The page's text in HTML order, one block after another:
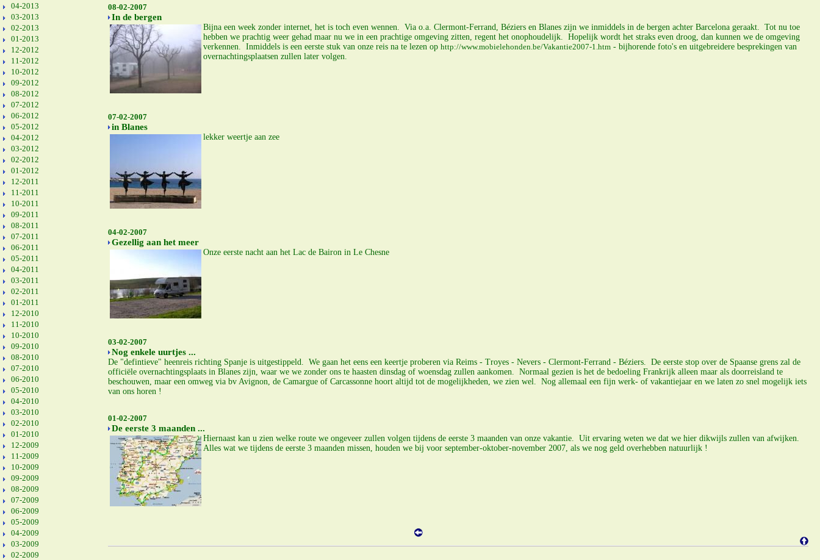
04-2013
03-2013
02-2013
01-2013
12-2012
11-2012
10-2012
09-2012
08-2012
07-2012
06-2012
05-2012
04-2012
03-2012
02-2012
01-2012
12-2011
11-2011
10-2011
09-2011
08-2011
07-2011
06-2011
05-2011
04-2011
03-2011
02-2011
01-2011
12-2010
11-2010
10-2010
09-2010
08-2010
07-2010
06-2010
05-2010
04-2010
03-2010
02-2010
01-2010
12-2009
11-2009
10-2009
09-2009
08-2009
07-2009
06-2009
05-2009
04-2009
03-2009
02-2009
08-02-2007
In de bergen
Bijna een week zonder internet, het is toch even wennen. Via o.a. Clermont-Ferrand, Béziers en Blanes zijn we inmiddels in de bergen achter Barcelona geraakt. Tot nu toe
hebben we prachtig weer gehad maar nu we in een prachtige omgeving zitten, regent het onophoudelijk. Hopelijk wordt het straks even droog, dan kunnen we de omgeving
verkennen. Inmiddels is een eerste stuk van onze reis na te lezen op http://www.mobielehonden.be/Vakantie2007-1.htm - bijhorende foto's en uitgebreidere besprekingen van
overnachtingsplaatsen zullen later volgen.
07-02-2007
in Blanes
lekker weertje aan zee
04-02-2007
Gezellig aan het meer
Onze eerste nacht aan het Lac de Bairon in Le Chesne
03-02-2007
Nog enkele uurtjes ...
De "defintieve" heenreis richting Spanje is uitgestippeld. We gaan het eens een keertje proberen via Reims - Troyes - Nevers - Clermont-Ferrand - Béziers. De eerste stop over de Spaanse grens zal de
officiële overnachtingsplaats in Blanes zijn, waar we we zonder ons te haasten dinsdag of woensdag zullen aankomen. Normaal gezien is het de bedoeling Frankrijk alleen maar als doorreisland te
beschouwen, maar een omweg via bv Avignon, de Camargue of Carcassonne hoort altijd tot de mogelijkheden, we zien wel. Nog allemaal een fijn werk- of vakantiejaar en we laten zo snel mogelijk iets
van ons horen !
01-02-2007
De eerste 3 maanden ...
Hiernaast kan u zien welke route we ongeveer zullen volgen tijdens de eerste 3 maanden van onze vakantie. Uit ervaring weten we dat we hier dikwijls zullen van afwijken.
Alles wat we tijdens de eerste 3 maanden missen, houden we bij voor september-oktober-november 2007, als we nog geld overhebben natuurlijk !